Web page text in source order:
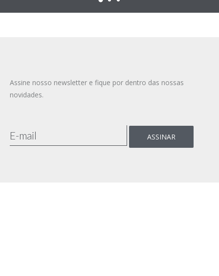
Assine nosso newsletter e fique por dentro das nossas
novidades.